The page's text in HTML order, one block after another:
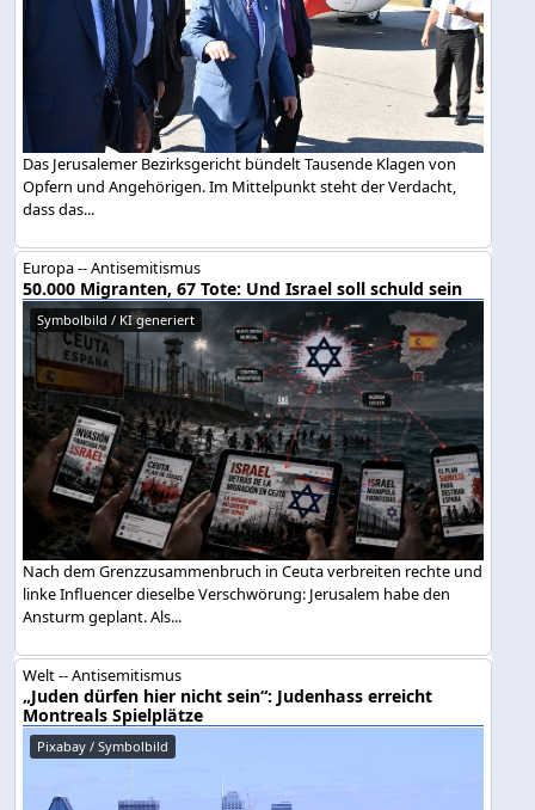
Das Jerusalemer Bezirksgericht bündelt Tausende Klagen von
Opfern und Angehörigen. Im Mittelpunkt steht der Verdacht,
dass das...
Europa -- Antisemitismus
50.000 Migranten, 67 Tote: Und Israel soll schuld sein
Symbolbild / KI generiert
Nach dem Grenzzusammenbruch in Ceuta verbreiten rechte und
linke Influencer dieselbe Verschwörung: Jerusalem habe den
Ansturm geplant. Als...
Welt -- Antisemitismus
„Juden dürfen hier nicht sein“: Judenhass erreicht
Montreals Spielplätze
Pixabay / Symbolbild